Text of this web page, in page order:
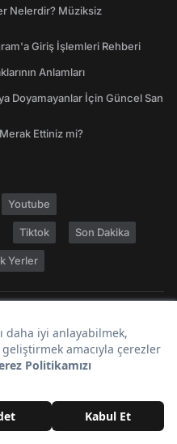
Nelerdir? Müziksiz
Giriş İşlemleri Rehberi
Anlamları
Doyamayanlar İçin Güncel San
Ettiniz mi?
Youtube
Tiktok Son Dakika
Yerler
Sözleşmesi
İlkeleri